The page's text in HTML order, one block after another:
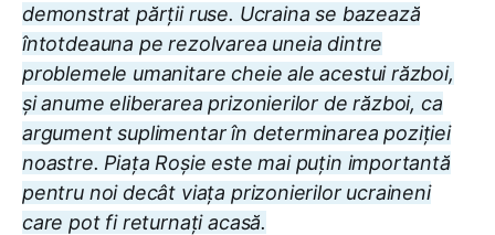
demonstrat părții ruse. Ucraina se bazează
întotdeauna pe rezolvarea uneia dintre
problemele umanitare cheie ale acestui război,
și anume eliberarea prizonierilor de război, ca
argument suplimentar în determinarea poziției
noastre. Piața Roșie este mai puțin importantă
pentru noi decât viața prizonierilor ucraineni
care pot fi returnați acasă.